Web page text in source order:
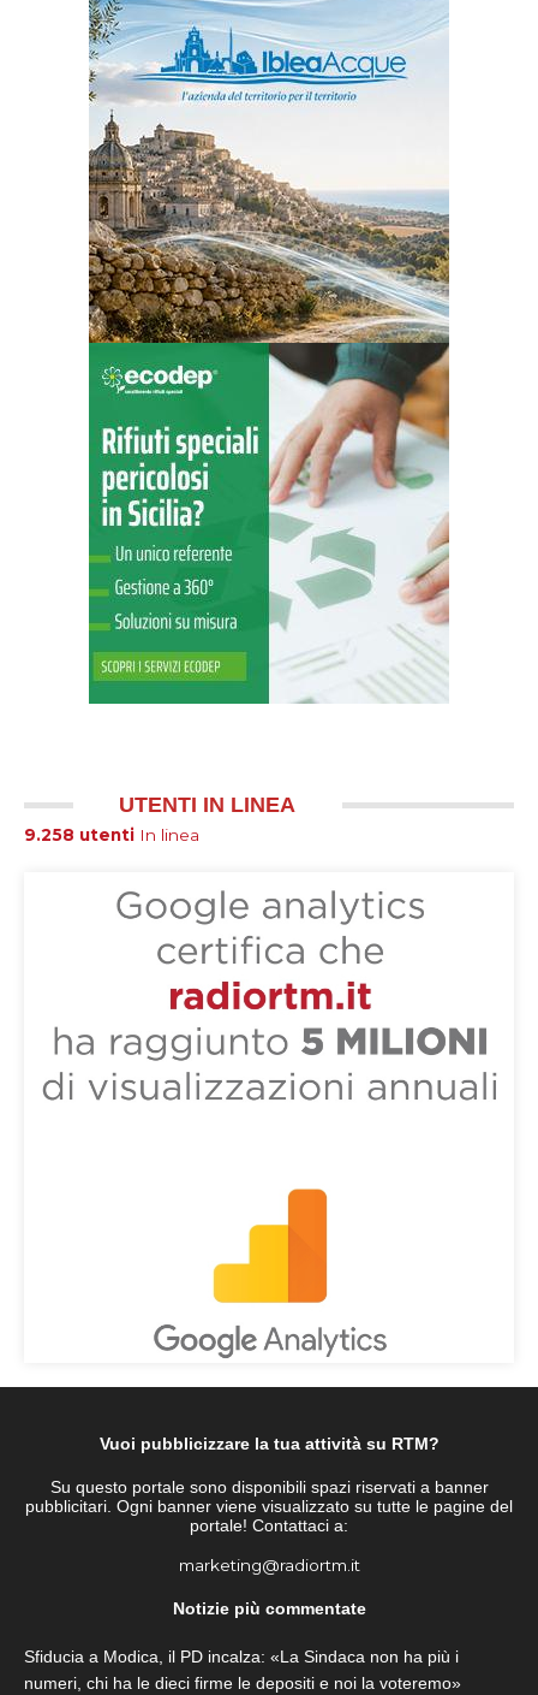
UTENTI IN LINEA
9.258 utenti In linea
Vuoi pubblicizzare la tua attività su RTM?
Su questo portale sono disponibili spazi riservati a banner
pubblicitari. Ogni banner viene visualizzato su tutte le pagine del
portale! Contattaci a:
marketing@radiortm.it
Notizie più commentate
Sfiducia a Modica, il PD incalza: «La Sindaca non ha più i
numeri, chi ha le dieci firme le depositi e noi la voteremo»